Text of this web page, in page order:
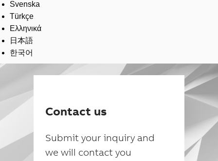
Svenska
Türkçe
Ελληνικά
日本語
한국어
Contact us
Submit your inquiry and
we will contact you